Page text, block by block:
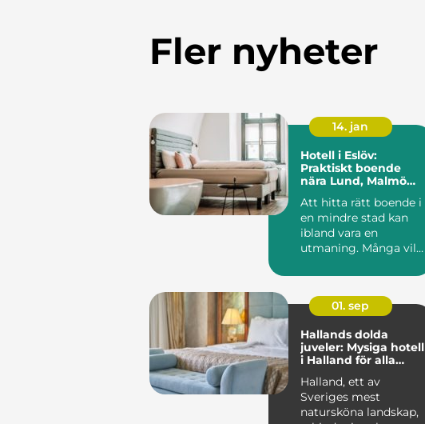
Fler nyheter
14. jan
Hotell i Eslöv:
Praktiskt boende
nära Lund, Malmö
Att hitta rätt boende i
en mindre stad kan
ibland vara en
utmaning. Många vill
01. sep
Hallands dolda
juveler: Mysiga hotell
i Halland för alla
Halland, ett av
Sveriges mest
natursköna landskap,